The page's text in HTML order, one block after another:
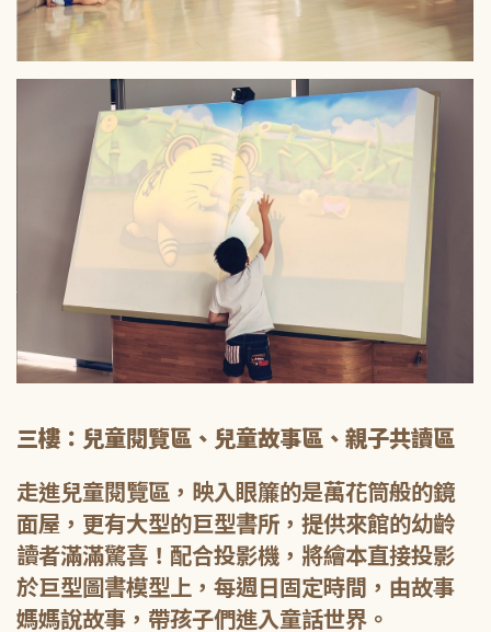
三樓：兒童閱覽區、兒童故事區、親子共讀區
走進兒童閱覽區，映入眼簾的是萬花筒般的鏡
面屋，更有大型的巨型書所，提供來館的幼齡
讀者滿滿驚喜！配合投影機，將繪本直接投影
於巨型圖書模型上，每週日固定時間，由故事
媽媽說故事，帶孩子們進入童話世界。